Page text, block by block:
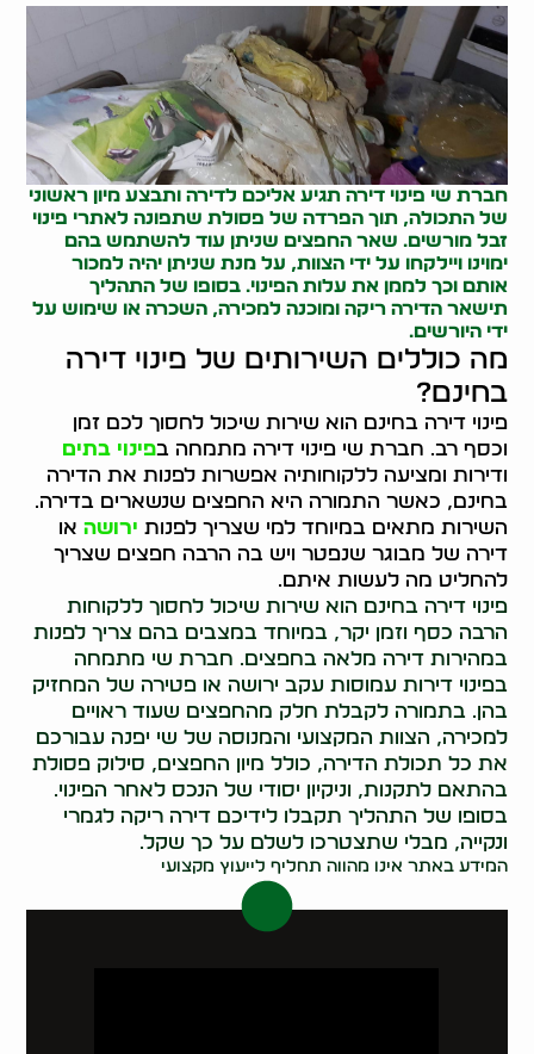
חברת שי פינוי דירה תגיע אליכם לדירה ותבצע מיון ראשוני
של התכולה, תוך הפרדה של פסולת שתפונה לאתרי פינוי
זבל מורשים. שאר החפצים שניתן עוד להשתמש בהם
ימוינו ויילקחו על ידי הצוות, על מנת שניתן יהיה למכור
אותם וכך לממן את עלות הפינוי. בסופו של התהליך
תישאר הדירה ריקה ומוכנה למכירה, השכרה או שימוש על
ידי היורשים.
מה כוללים השירותים של פינוי דירה
בחינם?
פינוי דירה בחינם הוא שירות שיכול לחסוך לכם זמן
וכסף רב. חברת שי פינוי דירה מתמחה בפינוי בתים
ודירות ומציעה ללקוחותיה אפשרות לפנות את הדירה
בחינם, כאשר התמורה היא החפצים שנשארים בדירה.
השירות מתאים במיוחד למי שצריך לפנות ירושה או
דירה של מבוגר שנפטר ויש בה הרבה חפצים שצריך
להחליט מה לעשות איתם.
פינוי דירה בחינם הוא שירות שיכול לחסוך ללקוחות
הרבה כסף וזמן יקר, במיוחד במצבים בהם צריך לפנות
במהירות דירה מלאה בחפצים. חברת שי מתמחה
בפינוי דירות עמוסות עקב ירושה או פטירה של המחזיק
בהן. בתמורה לקבלת חלק מהחפצים שעוד ראויים
למכירה, הצוות המקצועי והמנוסה של שי יפנה עבורכם
את כל תכולת הדירה, כולל מיון החפצים, סילוק פסולת
בהתאם לתקנות, וניקיון יסודי של הנכס לאחר הפינוי.
בסופו של התהליך תקבלו לידיכם דירה ריקה לגמרי
ונקייה, מבלי שתצטרכו לשלם על כך שקל.
המידע באתר אינו מהווה תחליף לייעוץ מקצועי